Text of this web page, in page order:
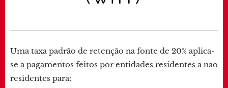
Uma taxa padrão de retenção na fonte de 20% aplica-
se a pagamentos feitos por entidades residentes a não
residentes para: